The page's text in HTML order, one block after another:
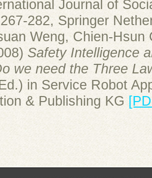
Journal of
282, Springer
Weng, Chien-Hsun
Safety Intelligence
we need the Three
in Service Robot
& Publishing KG